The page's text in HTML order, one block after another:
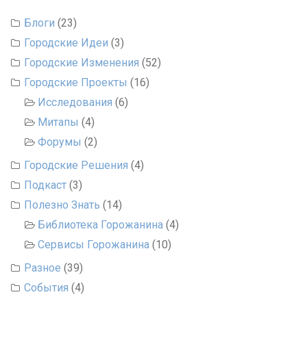
Блоги (23)
Городские Идеи (3)
Городские Изменения (52)
Городские Проекты (16)
Исследования (6)
Митапы (4)
Форумы (2)
Городские Решения (4)
Подкаст (3)
Полезно Знать (14)
Библиотека Горожанина (4)
Сервисы Горожанина (10)
Разное (39)
События (4)